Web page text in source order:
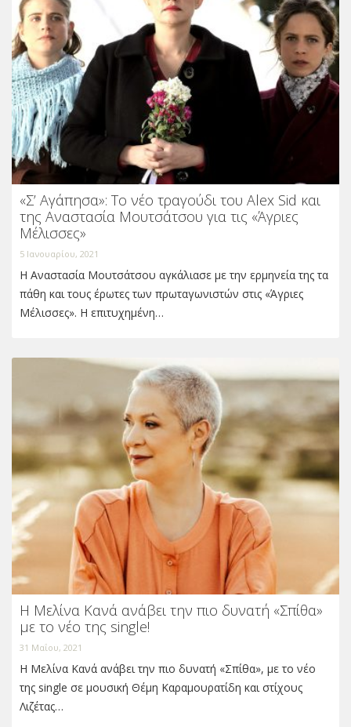
«Σ’ Αγάπησα»: Το νέο τραγούδι του Alex Sid και
της Αναστασία Μουτσάτσου για τις «Άγριες
Μέλισσες»
5 Ιανουαρίου, 2021
Η Αναστασία Μουτσάτσου αγκάλιασε με την ερμηνεία της τα
πάθη και τους έρωτες των πρωταγωνιστών στις «Άγριες
Μέλισσες». Η επιτυχημένη…
Η Μελίνα Κανά ανάβει την πιο δυνατή «Σπίθα»
με το νέο της single!
31 Μαΐου, 2021
Η Μελίνα Κανά ανάβει την πιο δυνατή «Σπίθα», με το νέο
της single σε μουσική Θέμη Καραμουρατίδη και στίχους
Λιζέτας…